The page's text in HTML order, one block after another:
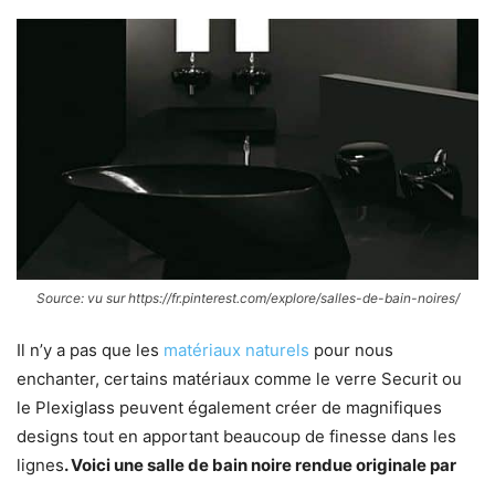
Source: vu sur https://fr.pinterest.com/explore/salles-de-bain-noires/
Il n’y a pas que les matériaux naturels pour nous
enchanter, certains matériaux comme le verre Securit ou
le Plexiglass peuvent également créer de magnifiques
designs tout en apportant beaucoup de finesse dans les
lignes. Voici une salle de bain noire rendue originale par